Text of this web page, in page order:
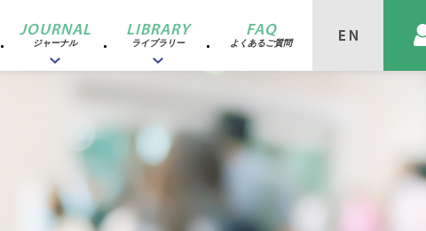
JOURNAL
ジャーナル
LIBRARY
ライブラリー
FAQ
よくあるご質問